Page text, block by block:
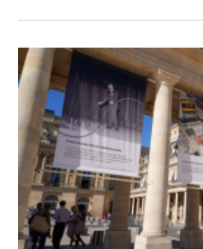
après
avant
Exposition
:
les
150
ans
du
Conseil
d'Etat